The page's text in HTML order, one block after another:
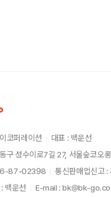
코퍼레이션
대표 : 백운선
구 성수이로7길 27, 서울숲코
87-02398
통신판매업신고
백운선
E-mail : bk@bk-